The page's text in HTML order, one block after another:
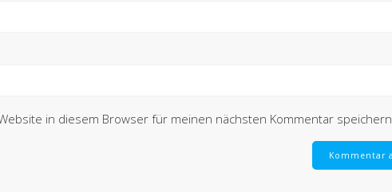
in diesem Browser für meinen nächsten Kommentar speichern.